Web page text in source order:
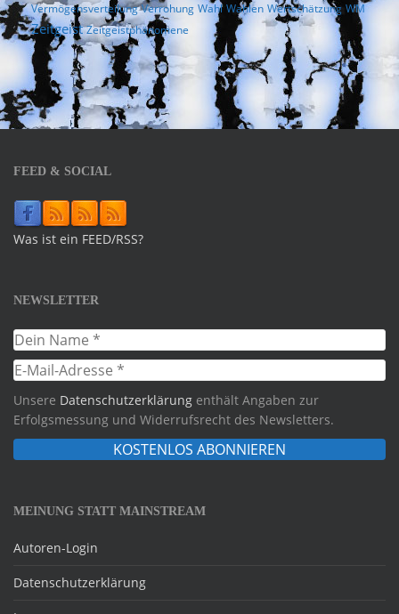
Vermögensverteilung Verrohung Wahl Wahlen Wertschätzung WM
Zeitgeist Zeitgeistphänomene
FEED & SOCIAL
Was ist ein FEED/RSS?
NEWSLETTER
Unsere Datenschutzerklärung enthält Angaben zur
Erfolgsmessung und Widerrufsrecht des Newsletters.
MEINUNG STATT MAINSTREAM
Autoren-Login
Datenschutzerklärung